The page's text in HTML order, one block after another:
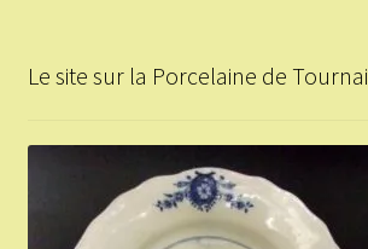
Le site sur la Porcelaine de Tournai